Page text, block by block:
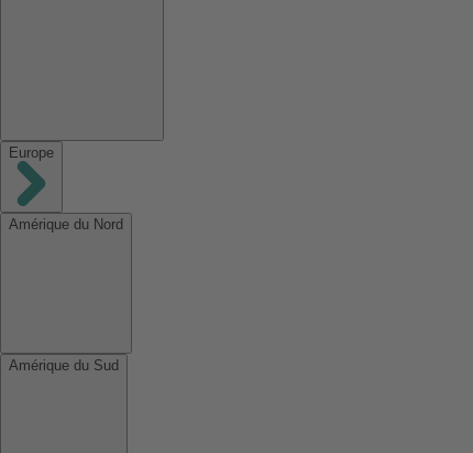
Europe
Amérique du Nord
Amérique du Sud